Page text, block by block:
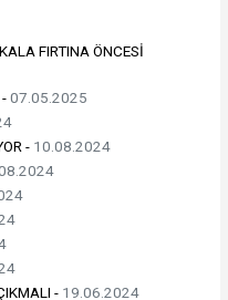
FIRTINA ÖNCESİ
07.05.2025
- 10.08.2024
- 19.06.2024